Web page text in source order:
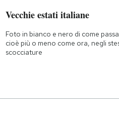
Vecchie estati italiane
Foto in bianco e nero di come
cioè più o meno come ora, negli
scocciature